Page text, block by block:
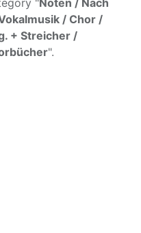
"Noten / Nach
/ Chor /
+ Streicher /
".